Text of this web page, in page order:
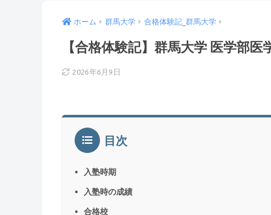
ホーム 群馬大学 合格体験記_群馬大学
【合格体験記】群馬大学 医学部医
2026年6月9日
目次
入塾時期
入塾時の成績
合格校